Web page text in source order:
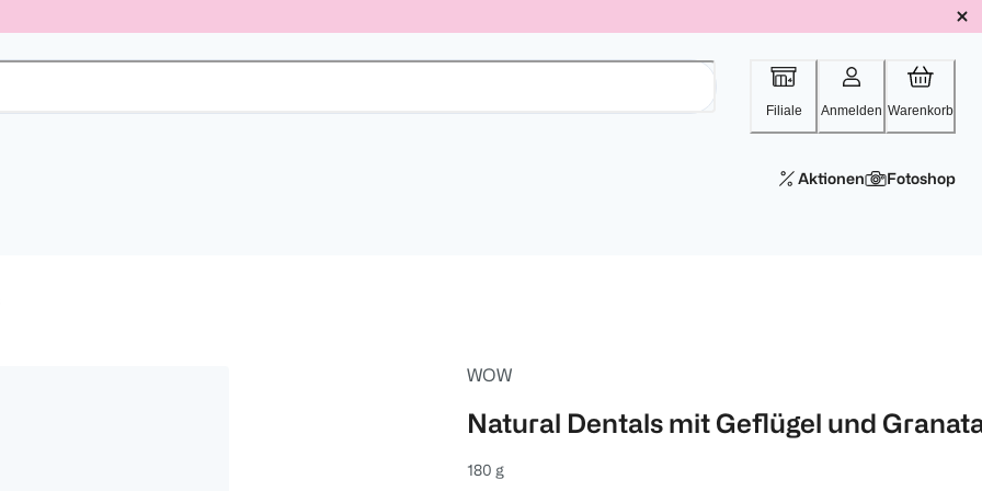
Filiale Anmelden Warenkorb
Aktionen Fotoshop
WOW
Natural Dentals mit Geflügel und
180 g